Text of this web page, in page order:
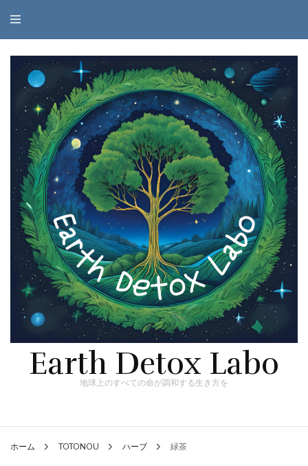
Earth Detox Labo
地球上のすべての命が調和する生き方を
ホーム TOTONOU ハーブ 緑茶